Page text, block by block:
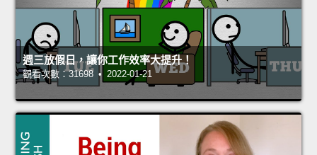
週三放假日，讓你工作效率大提升！
觀看次數：31698 • 2022-01-21